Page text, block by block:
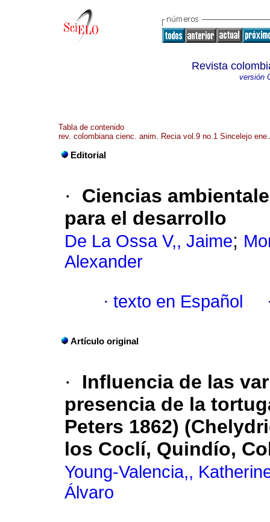
Revista
versión
Tabla de contenido
rev. colombiana cienc. anim. Recia vol.9 no.1 Sincelejo
Editorial
·
Ciencias
para el desarrollo
De La Ossa V,, Jaime;
Alexander
· texto en Español
Artículo original
·
Influencia de las
presencia de la
Peters 1862)
los Coclí, Quindío,
Young-Valencia,,
Álvaro